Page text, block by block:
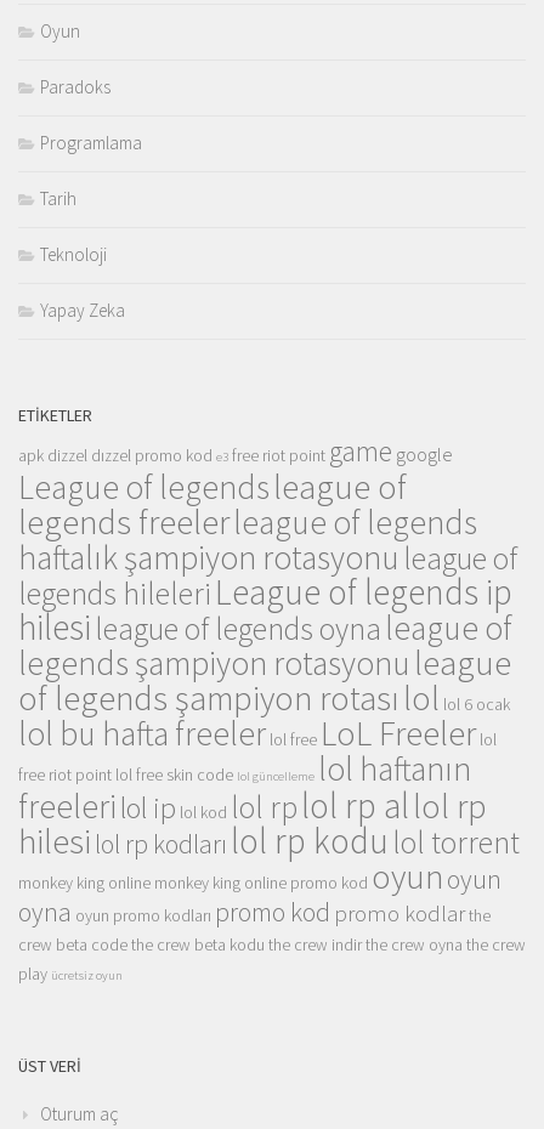
Oyun
Paradoks
Programlama
Tarih
Teknoloji
Yapay Zeka
ETIKETLER
apk dizzel dızzel promo kod e3 free riot point game google
League of legendsleague of
legends freelerleague of legends
haftalık şampiyon rotasyonu league of
legends hileleri League of legends ip
hilesi league of legends oyna league of
legends şampiyon rotasyonu league
of legends şampiyon rotası lol lol 6 ocak
lol bu hafta freeler lol free LoL Freeler lol
free riot point lol free skin code lol güncelleme lol haftanın
freeleri lol ip lol kod lol rplol rp allol rp
hilesi lol rp kodları lol rp kodu lol torrent
monkey king online monkey king online promo kod oyun oyun
oyna oyun promo kodları promo kod promo kodlarthe
crew beta codethe crew beta kodu the crew indirthe crew oyna the crew
play ücretsiz oyun
ÜST VERI
Oturum aç